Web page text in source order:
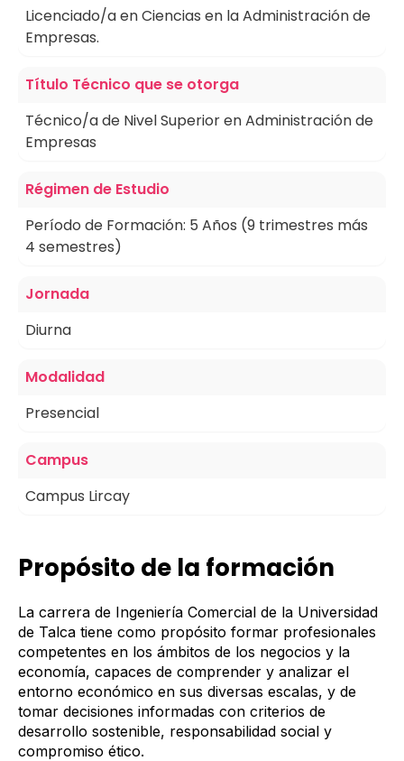
Licenciado/a en Ciencias en la Administración de
Empresas.
Título Técnico que se otorga
Técnico/a de Nivel Superior en Administración de
Empresas
Régimen de Estudio
Período de Formación: 5 Años (9 trimestres más
4 semestres)
Jornada
Diurna
Modalidad
Presencial
Campus
Campus Lircay
Propósito de la formación
La carrera de Ingeniería Comercial de la Universidad
de Talca tiene como propósito formar profesionales
competentes en los ámbitos de los negocios y la
economía, capaces de comprender y analizar el
entorno económico en sus diversas escalas, y de
tomar decisiones informadas con criterios de
desarrollo sostenible, responsabilidad social y
compromiso ético.